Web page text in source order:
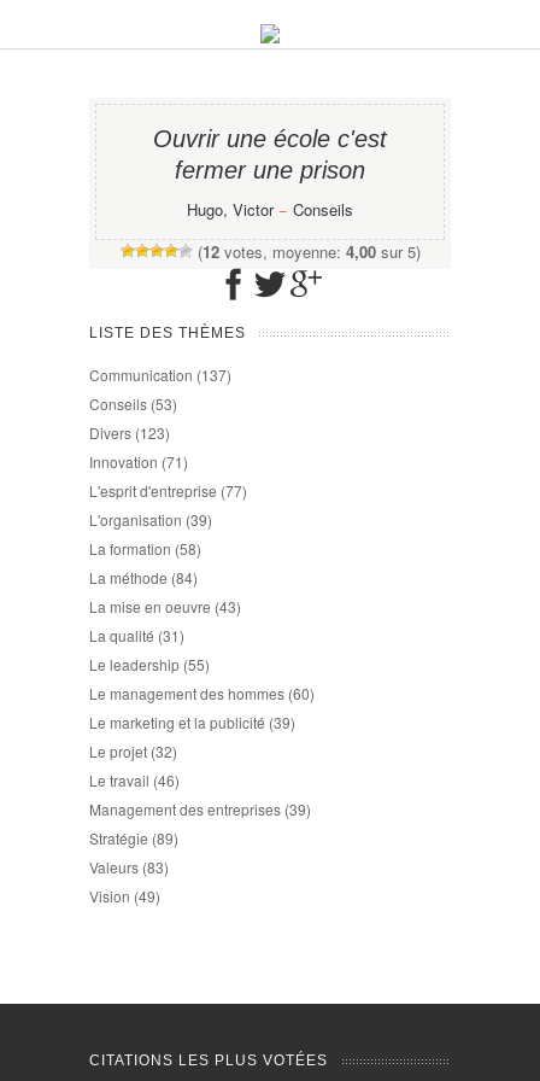
Ouvrir une école c'est
fermer une prison
Hugo, Victor− Conseils
(12votes, moyenne: 4,00sur 5)
LISTE DES THÈMES
Communication (137)
Conseils (53)
Divers (123)
Innovation (71)
L'esprit d'entreprise (77)
L'organisation (39)
La formation (58)
La méthode (84)
La mise en oeuvre (43)
La qualité (31)
Le leadership (55)
Le management des hommes (60)
Le marketing et la publicité (39)
Le projet (32)
Le travail (46)
Management des entreprises (39)
Stratégie (89)
Valeurs (83)
Vision (49)
CITATIONS LES PLUS VOTÉES